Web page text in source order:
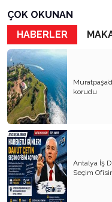
Katil Ağaçlar
Keşke Herkes
Veda Mektubum
Avm’ler Sinek Avlıyor
Hangi Gazetecilerin
Çok Para, Çok Bela
Geçen Yıldan
Yeni Yıl Duam
ÇOK OKUNAN
HABERLER
korudu
Antalya İş
Seçim